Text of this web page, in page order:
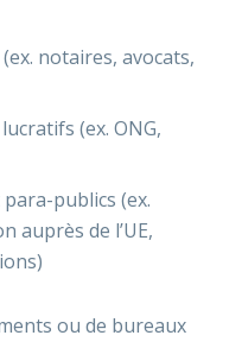
notaires, avocats,
(ex. ONG,
publics (ex.
auprès de l’UE,
ou de bureaux